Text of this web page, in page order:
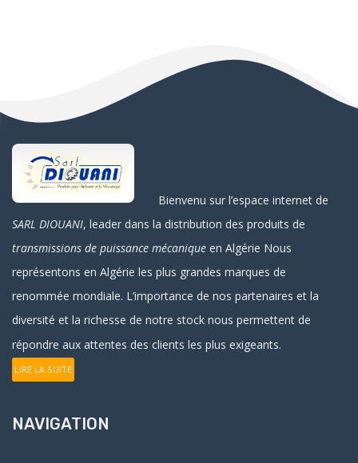
Bienvenu sur l’espace internet de
SARL DIOUANI, leader dans la distribution des produits de
transmissions de puissance mécanique en Algérie Nous
représentons en Algérie les plus grandes marques de
renommée mondiale. L’importance de nos partenaires et la
diversité et la richesse de notre stock nous permettent de
répondre aux attentes des clients les plus exigeants.
LIRE LA SUITE
NAVIGATION